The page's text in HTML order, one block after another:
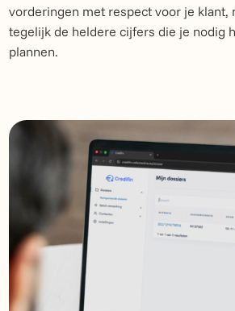
vorderingen met respect voor je klant,
tegelijk de heldere cijfers die je nodig
plannen.